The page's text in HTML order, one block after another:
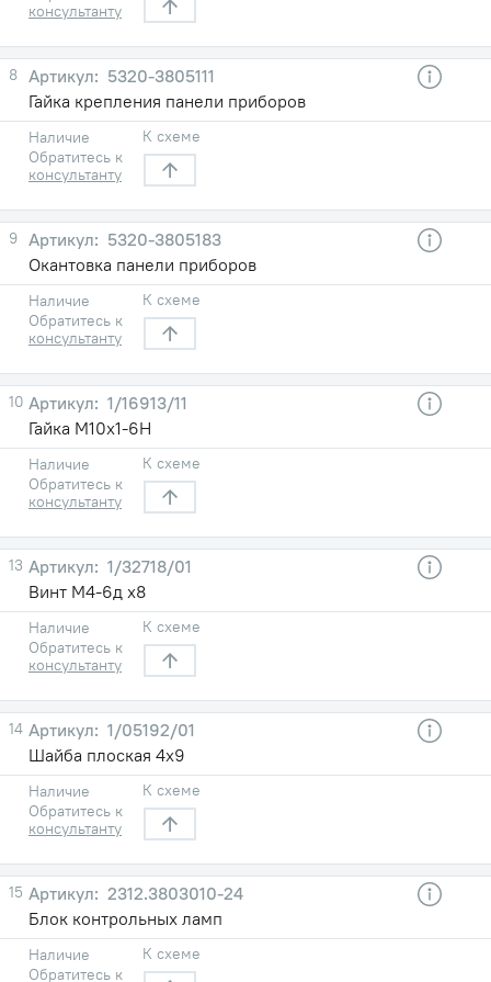
консультанту
8
5320-3805111
Гайка крепления панели приборов
Наличие
Обратитесь к
консультанту
К схеме
9
5320-3805183
Окантовка панели приборов
Наличие
Обратитесь к
консультанту
К схеме
10
1/16913/11
Гайка М10х1-6Н
Наличие
Обратитесь к
консультанту
К схеме
13
1/32718/01
Винт М4-6д х8
Наличие
Обратитесь к
консультанту
К схеме
14
1/05192/01
Шайба плоская 4х9
Наличие
Обратитесь к
консультанту
К схеме
15
2312.3803010-24
Блок контрольных ламп
Наличие
Обратитесь к
К схеме